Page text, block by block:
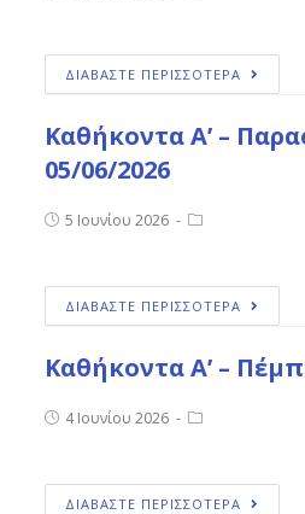
ΔΙΑΒΑΣΤΕ ΠΕΡΙΣΣΟΤΕΡΑ
Καθήκοντα Α’ –
05/06/2026
5 Ιουνίου 2026
ΔΙΑΒΑΣΤΕ ΠΕΡΙΣΣΟΤΕΡΑ
Καθήκοντα Α’ –
4 Ιουνίου 2026
ΔΙΑΒΑΣΤΕ ΠΕΡΙΣΣΟΤΕΡΑ